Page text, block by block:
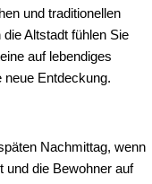
und traditionellen
Altstadt fühlen Sie
auf lebendiges
neue Entdeckung.
Nachmittag, wenn
und die Bewohner auf